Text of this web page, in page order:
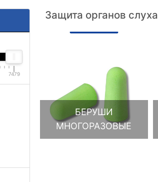
7479
Защита органов слуха
БЕРУШИ
МНОГОРАЗОВЫЕ